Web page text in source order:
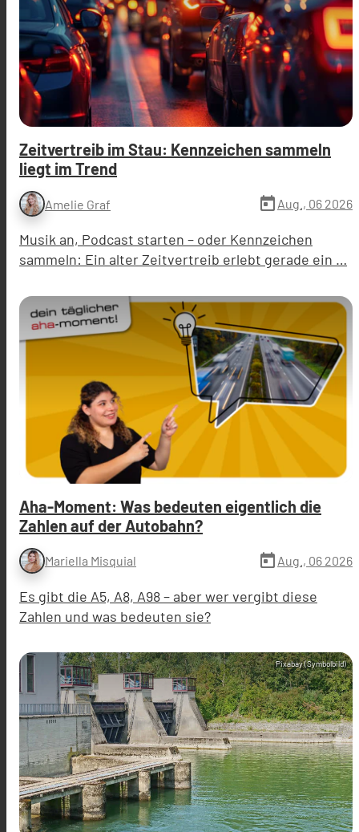
Zeitvertreib im Stau: Kennzeichen sammeln
liegt im Trend
Amelie Graf today Aug., 06 2026
Musik an, Podcast starten – oder Kennzeichen
sammeln: Ein alter Zeitvertreib erlebt gerade ein …
Aha-Moment: Was bedeuten eigentlich die
Zahlen auf der Autobahn?
Mariella Misquial today Aug., 06 2026
Es gibt die A5, A8, A98 – aber wer vergibt diese
Zahlen und was bedeuten sie?
Pixabay (Symbolbild)